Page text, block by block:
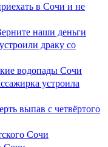
в Сочи и не
наши деньги
драку со
водопады Сочи
устроила
выпав с четвёртого
Сочи